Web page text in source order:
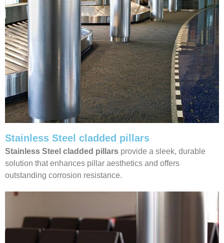
Stainless Steel cladded pillars
Stainless Steel cladded pillars provide a sleek, durable
solution that enhances pillar aesthetics and offers
outstanding corrosion resistance.